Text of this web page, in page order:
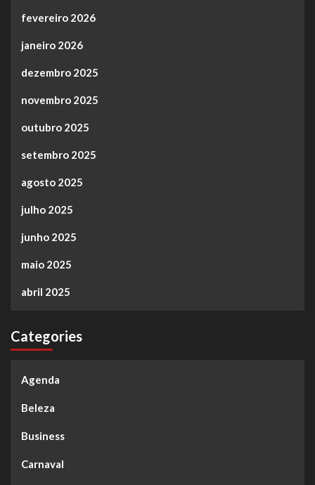
fevereiro 2026
janeiro 2026
dezembro 2025
novembro 2025
outubro 2025
setembro 2025
agosto 2025
julho 2025
junho 2025
maio 2025
abril 2025
Categories
Agenda
Beleza
Business
Carnaval